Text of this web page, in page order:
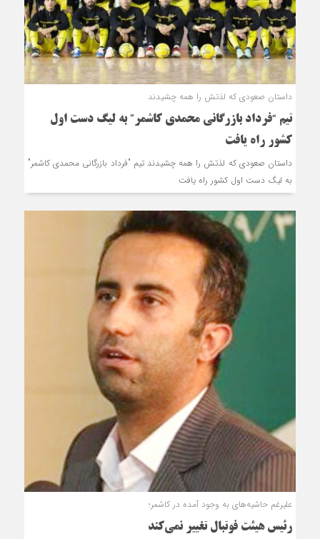
داستان صعودی که لذتش را همه چشیدند
تیم “فرداد بازرگانی محمدی کاشمر” به لیگ دست‌ اول
کشور راه یافت
داستان صعودی که لذتش را همه چشیدند تیم "فرداد بازرگانی محمدی کاشمر"
به لیگ دست‌ اول کشور راه یافت
علیرغم حاشیه‌های به وجود آمده در کاشمر؛
رئیس هیئت فوتبال تغییر نمی‌کند